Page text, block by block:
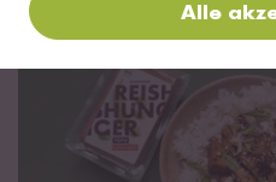
Alle